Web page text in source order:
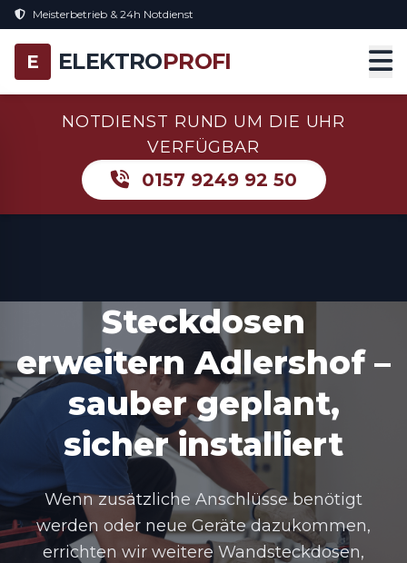
Meisterbetrieb & 24h Notdienst
E ELEKTROPROFI
NOTDIENST RUND UM DIE UHR
VERFÜGBAR
0157 9249 92 50
Steckdosen
erweitern Adlershof –
sauber geplant,
sicher installiert
Wenn zusätzliche Anschlüsse benötigt
werden oder neue Geräte dazukommen,
errichten wir weitere Wandsteckdosen,